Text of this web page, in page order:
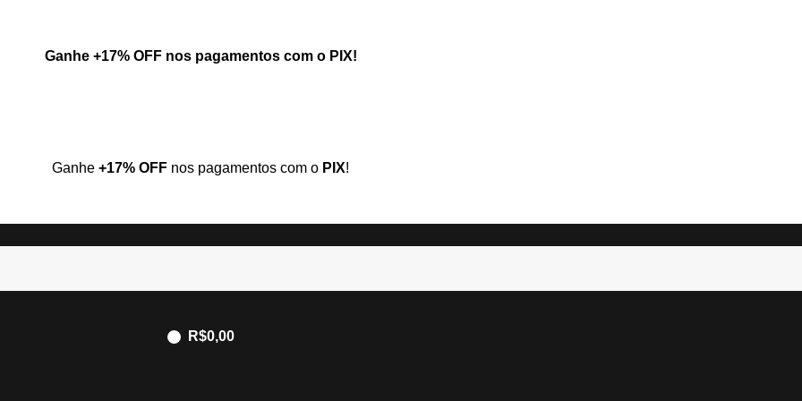
Ganhe +17% OFFnos pagamentos com o PIX!
Ganhe +17% OFF nos pagamentos com o PIX!
R$0,00